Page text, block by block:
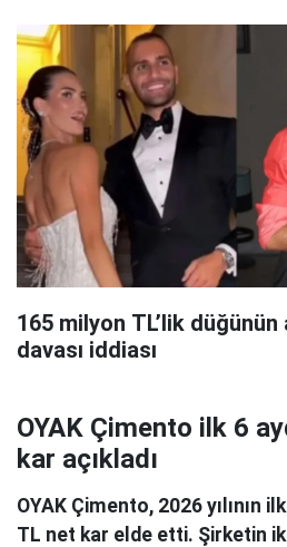
165 milyon TL’lik
davası iddiası
OYAK Çimento ilk 6
kar açıkladı
OYAK Çimento, 2026 yılının
TL net kar elde etti. Şirketin